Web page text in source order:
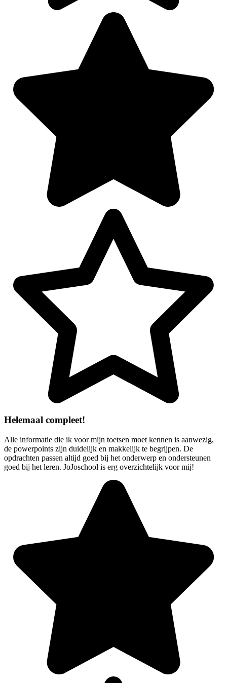
Helemaal compleet!
Alle informatie die ik voor mijn toetsen moet kennen is aanwezig,
de powerpoints zijn duidelijk en makkelijk te begrijpen. De
opdrachten passen altijd goed bij het onderwerp en ondersteunen
goed bij het leren. JoJoschool is erg overzichtelijk voor mij!